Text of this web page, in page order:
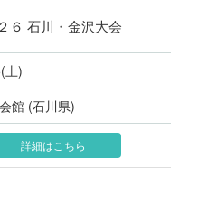
６ 石川・金沢大会
土)
館 (石川県)
詳細はこちら